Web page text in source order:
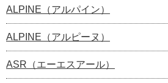
ALPINE（アルパイン）
ALPINE（アルピーヌ）
ASR（エーエスアール）